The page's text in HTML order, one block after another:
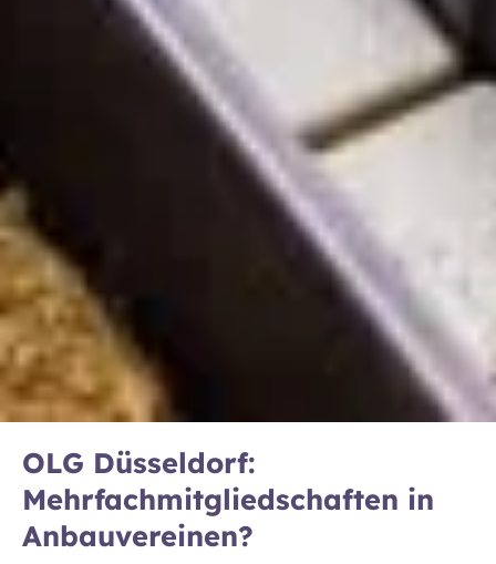
OLG Düsseldorf:
Mehrfachmitgliedschaften in
Anbauvereinen?